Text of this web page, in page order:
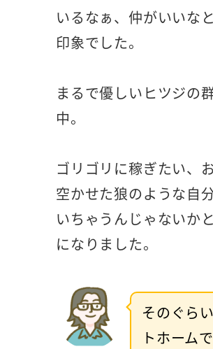
いるなぁ、仲がいいな
印象でした。
まるで優しいヒツジの
中。
ゴリゴリに稼ぎたい、
空かせた狼のような自
いちゃうんじゃないか
になりました。
そのぐら
トホーム